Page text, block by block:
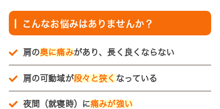
こんなお悩みはありませんか？
肩の奥に痛みがあり、長く良くならない
肩の可動域が段々と狭く なっている
夜間（就寝時）に痛みが強い